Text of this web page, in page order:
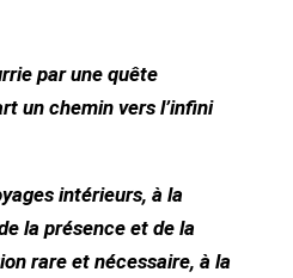
par une quête
un chemin vers l’infini
intérieurs, à la
la présence et de la
rare et nécessaire, à la